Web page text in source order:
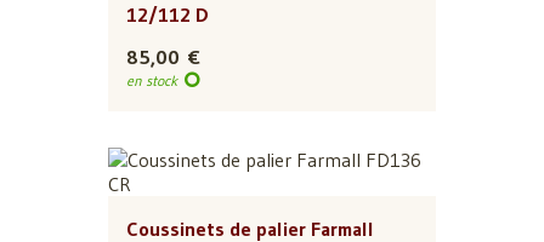
12/112 D
85,00 €
en stock
Coussinets de palier Farmall